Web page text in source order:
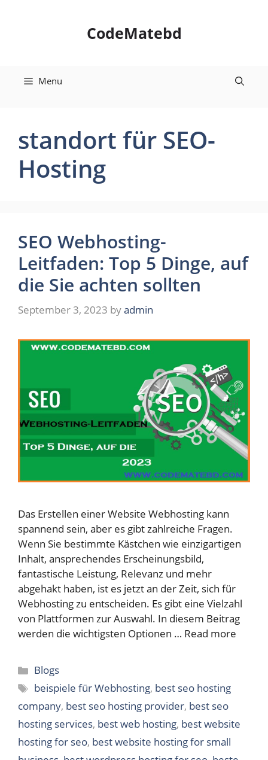
CodeMatebd
Menu
standort für SEO-
Hosting
SEO Webhosting-
Leitfaden: Top 5 Dinge, auf
die Sie achten sollten
September 3, 2023 byadmin
Das Erstellen einer Website Webhosting kann
spannend sein, aber es gibt zahlreiche Fragen.
Wenn Sie bestimmte Kästchen wie einzigartigen
Inhalt, ansprechendes Erscheinungsbild,
fantastische Leistung, Relevanz und mehr
abgehakt haben, ist es jetzt an der Zeit, sich für
Webhosting zu entscheiden. Es gibt eine Vielzahl
von Plattformen zur Auswahl. In diesem Beitrag
werden die wichtigsten Optionen … Read more
Categories
Blogs
Tags
beispiele für Webhosting, best seo hosting
company, best seo hosting provider, best seo
hosting services, best web hosting, best website
hosting for seo, best website hosting for small